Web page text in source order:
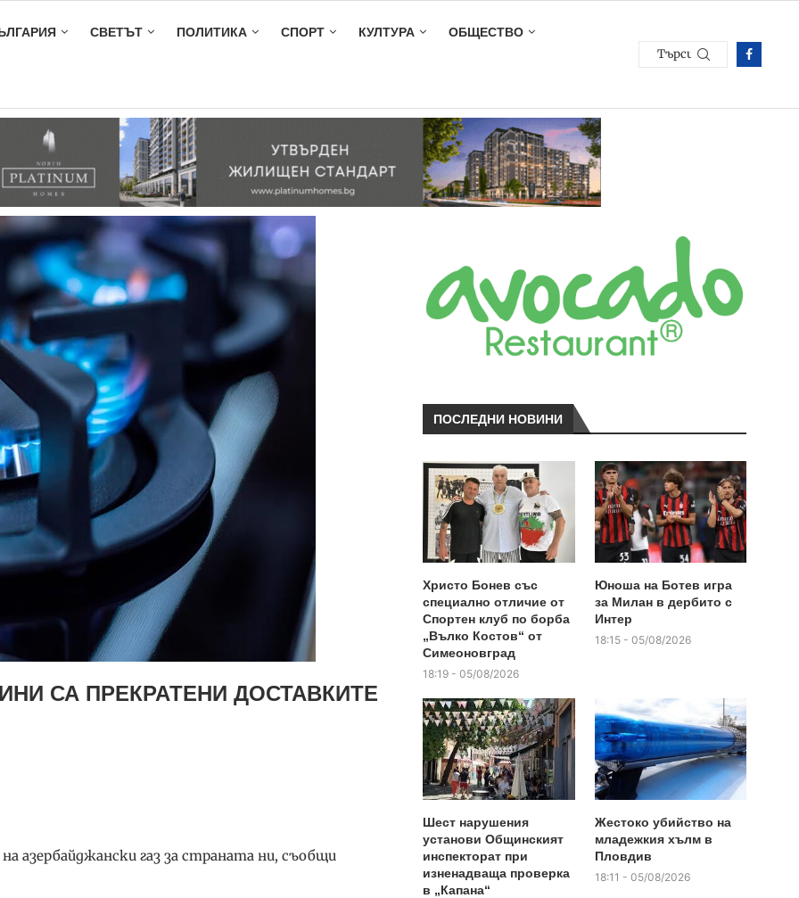
СВЕТЪТ ПОЛИТИКА СПОРТ КУЛТУРА ОБЩЕСТВО
СА ПРЕКРАТЕНИ ДОСТАВКИТЕ
азербайджански газ за страната ни, съобщи
ПОСЛЕДНИ НОВИНИ
Христо Бонев със
специално отличие от
Спортен клуб по борба
„Вълко Костов“ от
Симеоновград
18:19 - 05/08/2026
Юноша на Ботев игра
за Милан в дербито с
Интер
18:15 - 05/08/2026
Шест нарушения
установи Общинският
инспекторат при
изненадваща проверка
в „Капана“
Жестоко убийство на
младежкия хълм в
Пловдив
18:11 - 05/08/2026